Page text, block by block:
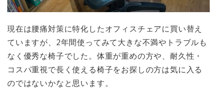
現在は腰痛対策に特化したオフィスチェアに買い替え
ていますが、2年間使ってみて大きな不満やトラブルも
なく優秀な椅子でした。体重が重めの方や、耐久性・
コスパ重視で長く使える椅子をお探しの方は気に入る
のではないかなと思います。